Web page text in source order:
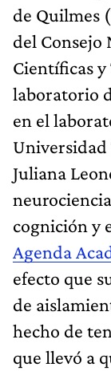
de Quilmes
del Consejo
Científicas y
laboratorio
en el
Universidad
Juliana
cognición y
Agenda
efecto que
de
hecho de
que llevó a